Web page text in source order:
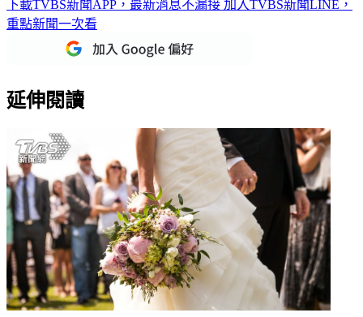
下載TVBS新聞APP，最新消息不漏接 加入TVBS新聞LINE，
重點新聞一次看
延伸閱讀